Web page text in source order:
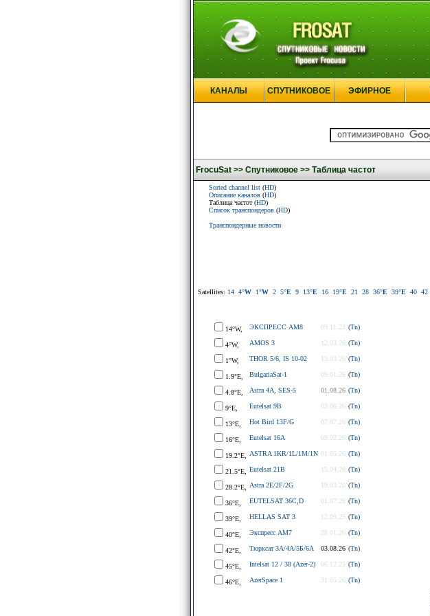
КАНАЛЫ СПУТНИКОВОЕ ЭФИРНОЕ
FrocuSat >> Спутниковое >> Таблица частот
Sorted channel list (HD)
Описание каналов (HD)
Таблица частот (HD)
Список транспондеров (HD)
Транспондерные новости
Satellites: 14 4°W 1°W 2 5°E 9 13°E 16 19°E 21 28 36°E 39°E 40 42
14°W,
ЭКСПРЕСС АМ8 09.11.23 (Tn)
4°W, AMOS 3 12.03.26 (Tn)
1°W, THOR 5/6, IS 10-02 13.03.26 (Tn)
1.9°E, BulgariaSat-1 09.01.26 (Tn)
4.8°E, Astra 4A, SES-5 01.08.26 (Tn)
9°E, Eutelsat 9B 03.06.26 (Tn)
13°E, Hot Bird 13F/G 07.07.26 (Tn)
16°E, Eutelsat 16A 09.02.26 (Tn)
19.2°E, ASTRA 1KR/1L/1M/1N 01.05.26 (Tn)
21.5°E, Eutelsat 21B 15.04.26 (Tn)
28.2°E, Astra 2E/2F/2G 19.03.20 (Tn)
36°E, EUTELSAT 36C,D 01.07.26 (Tn)
39°E, HELLAS SAT 3 12.09.25 (Tn)
40°E, Экспресс АМ7 28.01.26 (Tn)
42°E, Тюрксат 3A/4A/5Б/6A 03.08.26 (Tn)
45°E, Intelsat 12 / 38 (Azer-2) 06.12.25 (Tn)
46°E, AzerSpace 1 31.05.26 (Tn)